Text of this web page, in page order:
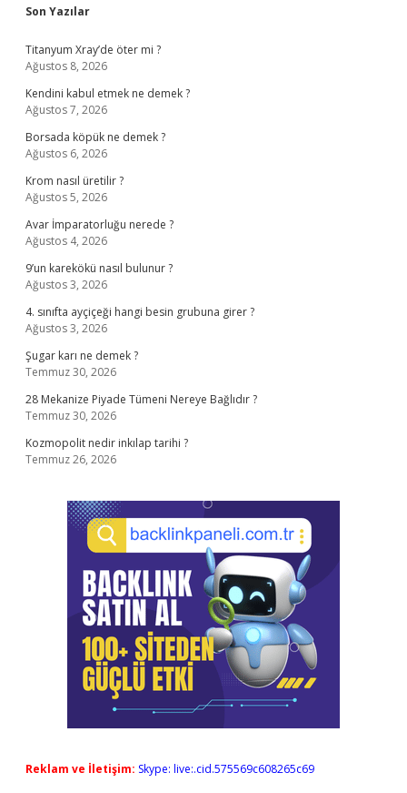
Sidebar
Son Yazılar
Titanyum Xray’de öter mi ?
Ağustos 8, 2026
Kendini kabul etmek ne demek ?
Ağustos 7, 2026
Borsada köpük ne demek ?
Ağustos 6, 2026
Krom nasıl üretilir ?
Ağustos 5, 2026
Avar İmparatorluğu nerede ?
Ağustos 4, 2026
9’un karekökü nasıl bulunur ?
Ağustos 3, 2026
4. sınıfta ayçiçeği hangi besin grubuna girer ?
Ağustos 3, 2026
Şugar karı ne demek ?
Temmuz 30, 2026
28 Mekanize Piyade Tümeni Nereye Bağlıdır ?
Temmuz 30, 2026
Kozmopolit nedir inkılap tarihi ?
Temmuz 26, 2026
Reklam ve İletişim: Skype: live:.cid.575569c608265c69